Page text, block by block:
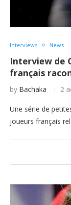
Interviews News
Interview de
français
by Bachaka 2
Une série de
joueurs français